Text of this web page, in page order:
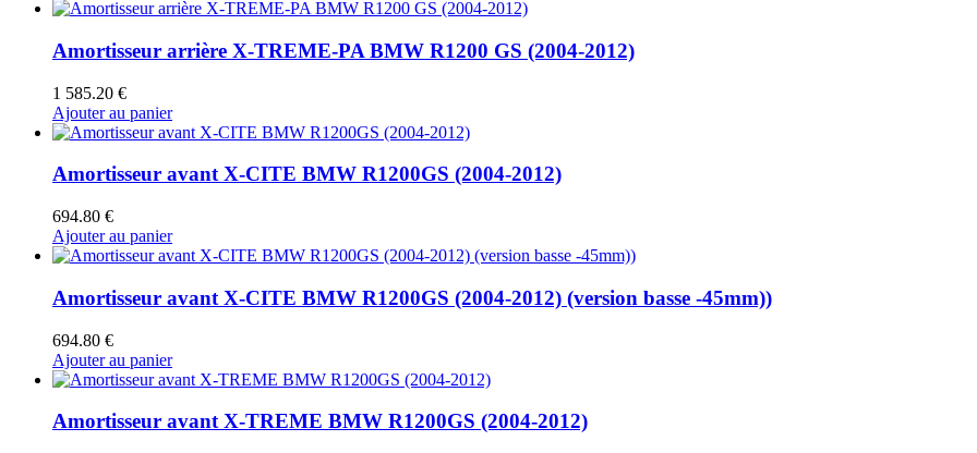
Amortisseur arrière X-TREME-PA BMW R1200 GS (2004-2012)
1 585.20 €
Ajouter au panier
Amortisseur avant X-CITE BMW R1200GS (2004-2012)
694.80 €
Ajouter au panier
Amortisseur avant X-CITE BMW R1200GS (2004-2012) (version basse -45mm))
694.80 €
Ajouter au panier
Amortisseur avant X-TREME BMW R1200GS (2004-2012)